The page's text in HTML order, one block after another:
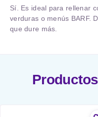
Sí. Es ideal para rellenar
verduras o menús BARF.
que dure más.